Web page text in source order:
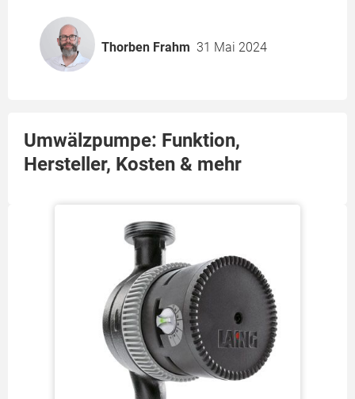
Thorben Frahm 31 Mai 2024
Umwälzpumpe: Funktion,
Hersteller, Kosten & mehr